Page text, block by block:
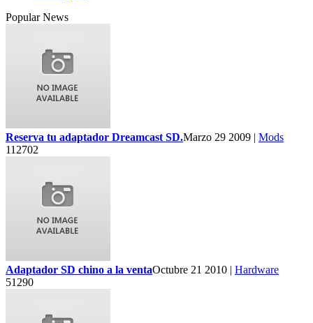
Popular News
Reserva tu adaptador Dreamcast SD.Marzo 29 2009 | Mods
112702
Adaptador SD chino a la ventaOctubre 21 2010 | Hardware
51290